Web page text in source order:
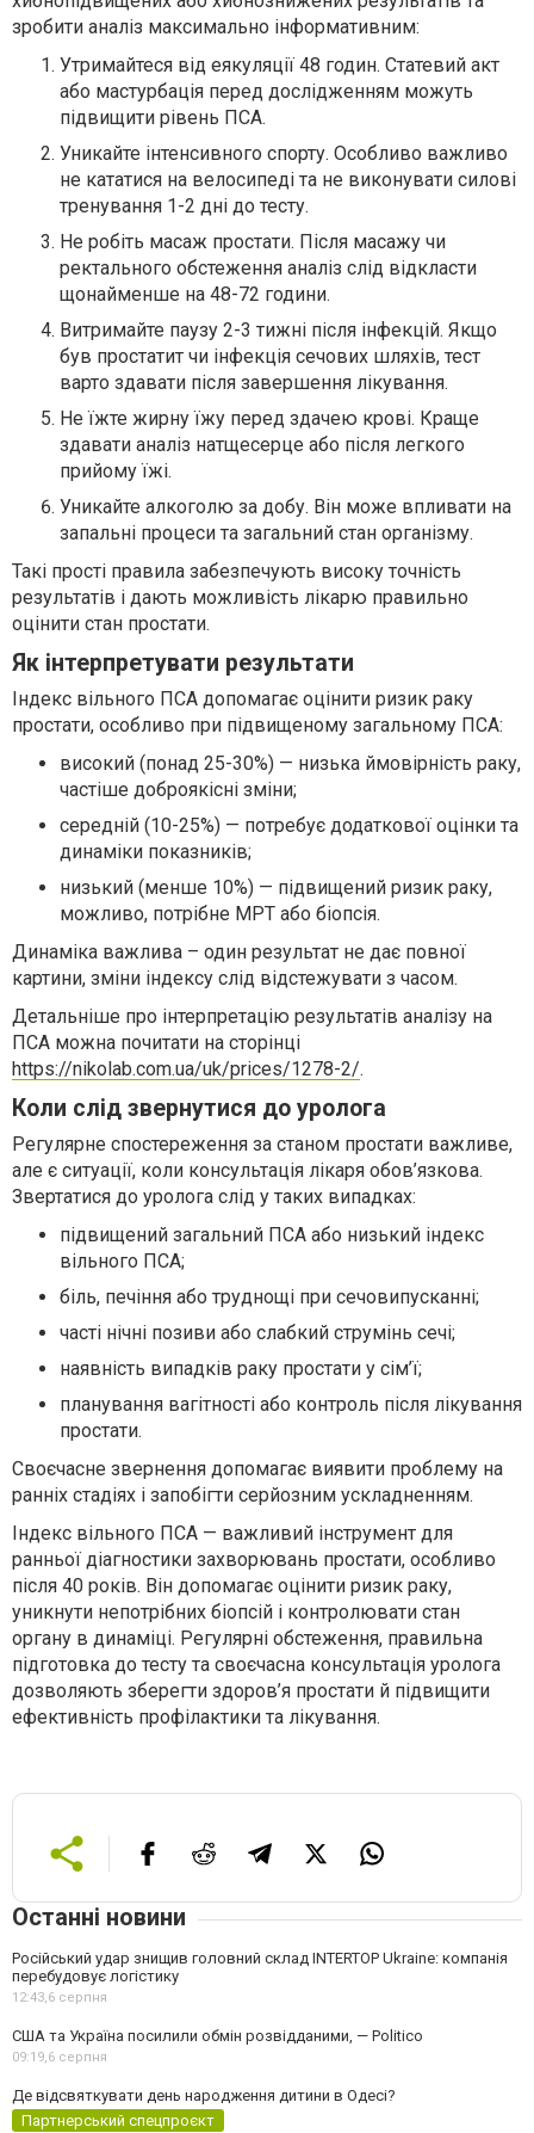
зробити аналіз максимально інформативним:
Утримайтеся від еякуляції 48 годин. Статевий акт
або мастурбація перед дослідженням можуть
підвищити рівень ПСА.
Уникайте інтенсивного спорту. Особливо важливо
не кататися на велосипеді та не виконувати силові
тренування 1-2 дні до тесту.
Не робіть масаж простати. Після масажу чи
ректального обстеження аналіз слід відкласти
щонайменше на 48-72 години.
Витримайте паузу 2-3 тижні після інфекцій. Якщо
був простатит чи інфекція сечових шляхів, тест
варто здавати після завершення лікування.
Не їжте жирну їжу перед здачею крові. Краще
здавати аналіз натщесерце або після легкого
прийому їжі.
Уникайте алкоголю за добу. Він може впливати на
запальні процеси та загальний стан організму.
Такі прості правила забезпечують високу точність
результатів і дають можливість лікарю правильно
оцінити стан простати.
Як інтерпретувати результати
Індекс вільного ПСА допомагає оцінити ризик раку
простати, особливо при підвищеному загальному ПСА:
високий (понад 25-30%) — низька ймовірність раку,
частіше доброякісні зміни;
середній (10-25%) — потребує додаткової оцінки та
динаміки показників;
низький (менше 10%) — підвищений ризик раку,
можливо, потрібне МРТ або біопсія.
Динаміка важлива – один результат не дає повної
картини, зміни індексу слід відстежувати з часом.
Детальніше про інтерпретацію результатів аналізу на
ПСА можна почитати на сторінці
https://nikolab.com.ua/uk/prices/1278-2/.
Коли слід звернутися до уролога
Регулярне спостереження за станом простати важливе,
але є ситуації, коли консультація лікаря обов’язкова.
Звертатися до уролога слід у таких випадках:
підвищений загальний ПСА або низький індекс
вільного ПСА;
біль, печіння або труднощі при сечовипусканні;
часті нічні позиви або слабкий струмінь сечі;
наявність випадків раку простати у сім’ї;
планування вагітності або контроль після лікування
простати.
Своєчасне звернення допомагає виявити проблему на
ранніх стадіях і запобігти серйозним ускладненням.
Індекс вільного ПСА — важливий інструмент для
ранньої діагностики захворювань простати, особливо
після 40 років. Він допомагає оцінити ризик раку,
уникнути непотрібних біопсій і контролювати стан
органу в динаміці. Регулярні обстеження, правильна
підготовка до тесту та своєчасна консультація уролога
дозволяють зберегти здоров’я простати й підвищити
ефективність профілактики та лікування.
Останні новини
Російський удар знищив головний склад INTERTOP Ukraine: компанія
перебудовує логістику
12:43,6 серпня
США та Україна посилили обмін розвідданими, — Politico
09:19,6 серпня
Де відсвяткувати день народження дитини в Одесі?
Партнерський спецпроєкт